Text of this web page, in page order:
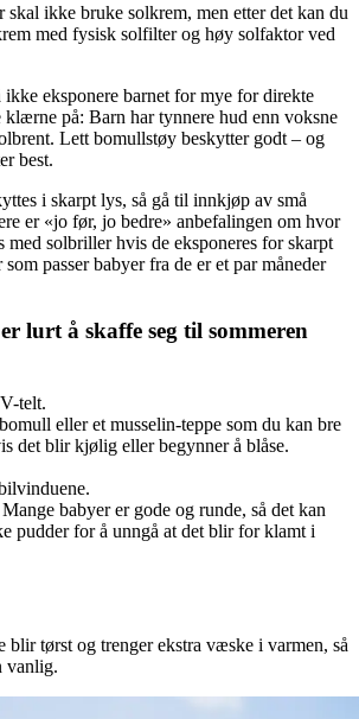
skal ikke bruke solkrem, men etter det kan du
med fysisk solfilter og høy solfaktor ved
eksponere barnet for mye for direkte
klærne på: Barn har tynnere hud enn voksne
Lett bomullstøy beskytter godt – og
best.
i skarpt lys, så gå til innkjøp av små
er «jo før, jo bedre» anbefalingen om hvor
med solbriller hvis de eksponeres for skarpt
passer babyer fra de er et par måneder
lurt å skaffe seg til sommeren
telt.
eller et musselin-teppe som du kan bre
det blir kjølig eller begynner å blåse.
babyer er gode og runde, så det kan
pudder for å unngå at det blir for klamt i
blir tørst og trenger ekstra væske i varmen, så
vanlig.